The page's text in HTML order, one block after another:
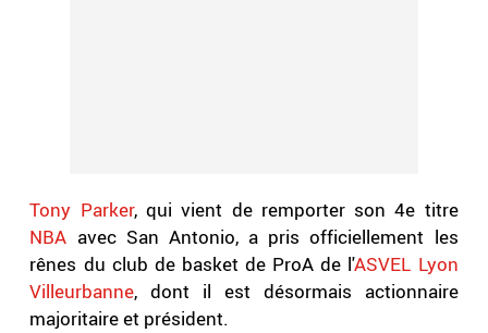
Tony Parker, qui vient de remporter son 4e titre
NBA avec San Antonio, a pris officiellement les
rênes du club de basket de ProA de l'ASVEL Lyon
Villeurbanne, dont il est désormais actionnaire
majoritaire et président.